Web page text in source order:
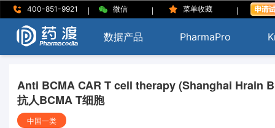
400-851-9921 | 微信 | 菜单收藏 |
数据产品 PharmaPro
Anti BCMA CAR T cell therapy (Shanghai Hrain
抗人BCMA T细胞
中国一类